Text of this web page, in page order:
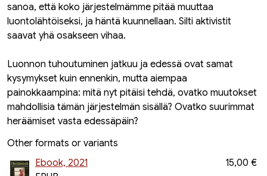
sanoa, että koko järjestelmämme pitää muuttaa
luontolähtöiseksi, ja häntä kuunnellaan. Silti aktivistit
saavat yhä osakseen vihaa.
Luonnon tuhoutuminen jatkuu ja edessä ovat samat
kysymykset kuin ennenkin, mutta aiempaa
painokkaampina: mitä nyt pitäisi tehdä, ovatko muutokset
mahdollisia tämän järjestelmän sisällä? Ovatko suurimmat
heräämiset vasta edessäpäin?
Other formats or variants
Ebook, 2021
15,00 €